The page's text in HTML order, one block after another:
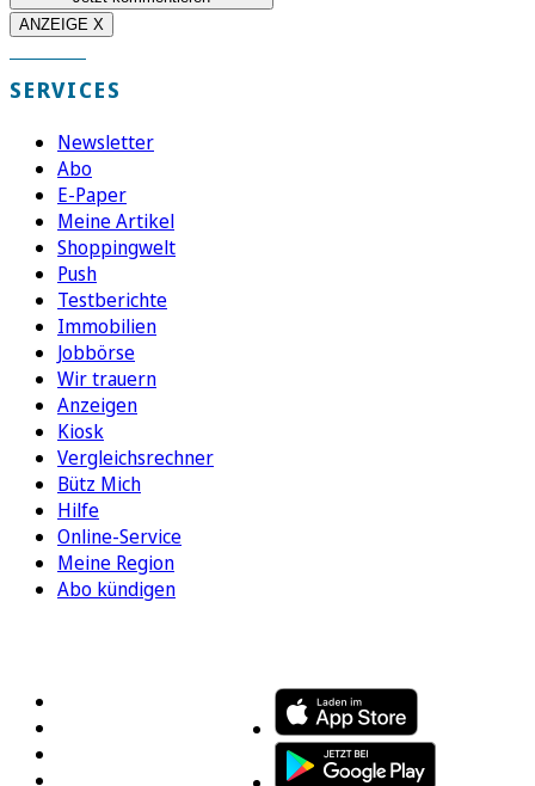
ANZEIGE X
SERVICES
Newsletter
Abo
E-Paper
Meine Artikel
Shoppingwelt
Push
Testberichte
Immobilien
Jobbörse
Wir trauern
Anzeigen
Kiosk
Vergleichsrechner
Bütz Mich
Hilfe
Online-Service
Meine Region
Abo kündigen